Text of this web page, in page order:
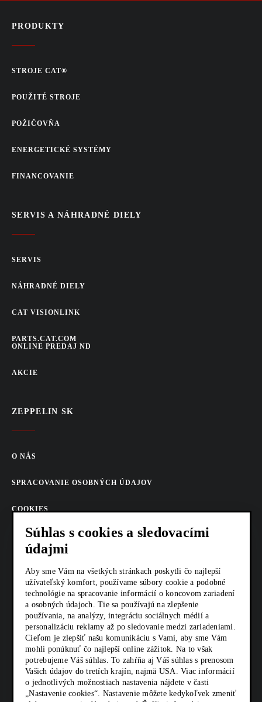
PRODUKTY
STROJE CAT®
POUŽITÉ STROJE
POŽIČOVŇA
ENERGETICKÉ SYSTÉMY
FINANCOVANIE
SERVIS A NÁHRADNÉ DIELY
SERVIS
NÁHRADNÉ DIELY
CAT VISIONLINK
PARTS.CAT.COM
ONLINE PREDAJ ND
AKCIE
ZEPPELIN SK
O NÁS
SPRACOVANIE OSOBNÝCH ÚDAJOV
COOKIES
AKTUALITY
KONTAKTY
SOCIÁLNE SIETE
Súhlas s cookies a sledovacími
údajmi
Aby sme Vám na všetkých stránkach poskytli čo najlepší
užívateľský komfort, používame súbory cookie a podobné
technológie na spracovanie informácií o koncovom zariadení
a osobných údajoch. Tie sa používajú na zlepšenie
používania, na analýzy, integráciu sociálnych médií a
personalizáciu reklamy až po sledovanie medzi zariadeniami.
Cieľom je zlepšiť našu komunikáciu s Vami, aby sme Vám
mohli ponúknuť čo najlepší online zážitok. Na to však
potrebujeme Váš súhlas. To zahŕňa aj Váš súhlas s prenosom
Vašich údajov do tretích krajín, najmä USA. Viac informácií
o jednotlivých možnostiach nastavenia nájdete v časti
„Nastavenie cookies“. Nastavenie môžete kedykoľvek zmeniť